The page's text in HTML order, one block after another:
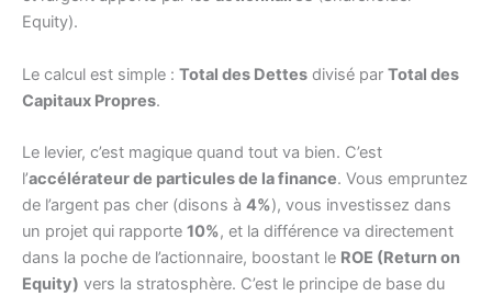
Equity).
Le calcul est simple : Total des Dettes divisé par Total des
Capitaux Propres.
Le levier, c’est magique quand tout va bien. C’est
l’accélérateur de particules de la finance. Vous empruntez
de l’argent pas cher (disons à 4%), vous investissez dans
un projet qui rapporte 10%, et la différence va directement
dans la poche de l’actionnaire, boostant le ROE (Return on
Equity) vers la stratosphère. C’est le principe de base du